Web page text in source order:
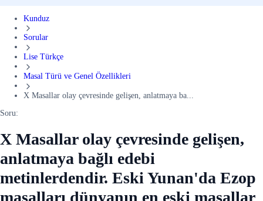
Kunduz
Sorular
Lise Türkçe
Masal Türü ve Genel Özellikleri
X Masallar olay çevresinde gelişen, anlatmaya ba...
Soru:
X Masallar olay çevresinde gelişen,
anlatmaya bağlı edebi
metinlerdendir. Eski Yunan'da Ezop
masalları dünyanın en eski masallar